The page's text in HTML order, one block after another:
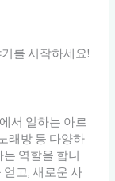
를 시작하세요!
서 일하는 아르
래방 등 다양하
역할을 합니
고, 새로운 사